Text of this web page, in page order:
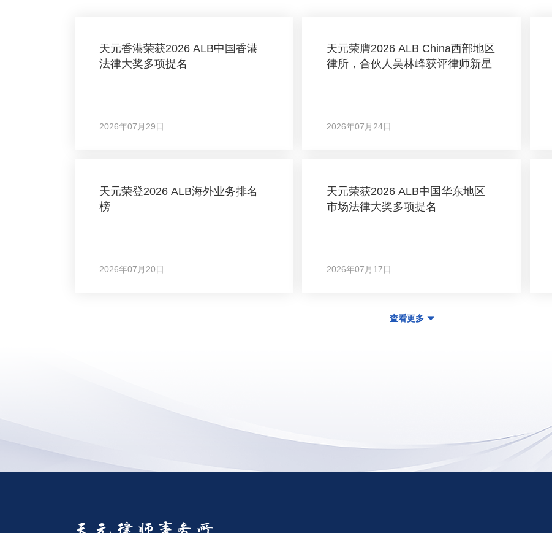
天元香港荣获2026 ALB中国香港
法律大奖多项提名
2026年07月29日
天元荣膺2026 ALB China西部地区
律所，合伙人吴林峰获评律师新星
2026年07月24日
天元荣登2026 ALB海外业务排名
榜
2026年07月20日
天元荣获2026 ALB中国华东地区
市场法律大奖多项提名
2026年07月17日
查看更多